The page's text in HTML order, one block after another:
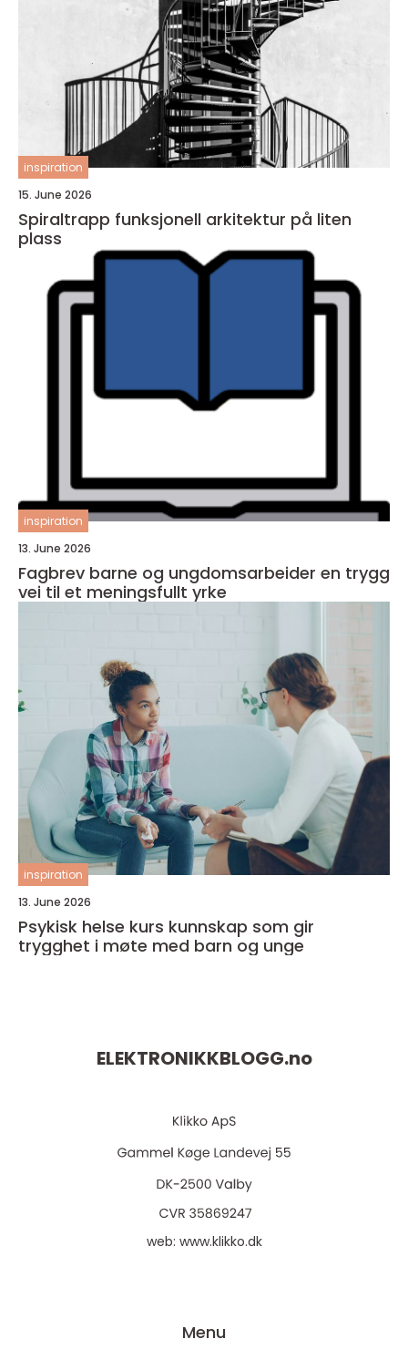
inspiration
15. June 2026
Spiraltrapp funksjonell arkitektur på liten
plass
inspiration
13. June 2026
Fagbrev barne og ungdomsarbeider en trygg
vei til et meningsfullt yrke
inspiration
13. June 2026
Psykisk helse kurs kunnskap som gir
trygghet i møte med barn og unge
ELEKTRONIKKBLOGG.no
web: www.klikko.dk
Menu